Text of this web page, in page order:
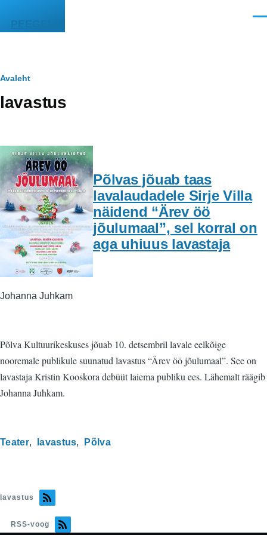
PEEGEL
Leivapuru
Avaleht
lavastus
Põlvas jõuab taas
lavalaudadele Sirje Villa
näidend “Ärev öö
jõulumaal”, sel korral on
aga uhiuus lavastaja
Johanna Juhkam
Põlva Kultuurikeskuses jõuab 10. detsembril lavale eelkõige
nooremale publikule suunatud lavastus “Ärev öö jõulumaal”. See on
lavastaja Kristin Kooskora debüüt laiema publiku ees. Lähemalt räägib
Johanna Juhkam.
Teater lavastus Põlva
lavastus
RSS-voog